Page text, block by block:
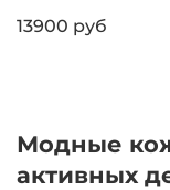
13900 руб
Модные
активных